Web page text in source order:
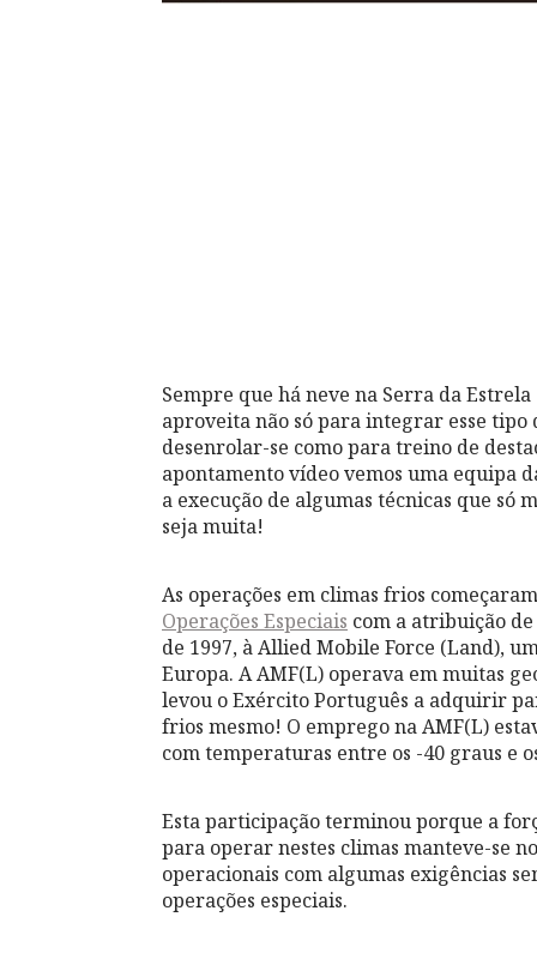
Sempre que há neve na Serra da
aproveita não só para integrar esse tipo
desenrolar-se como para treino de
apontamento vídeo vemos uma equipa
a execução de algumas técnicas que só
seja muita!
As operações em climas frios
Operações Especiais com a atribuição
de 1997, à Allied Mobile Force (Land),
Europa. A AMF(L) operava em muitas
levou o Exército Português a adquirir
frios mesmo! O emprego na AMF(L)
com temperaturas entre os -40 graus e
Esta participação terminou porque a
para operar nestes climas manteve-se
operacionais com algumas exigências
operações especiais.